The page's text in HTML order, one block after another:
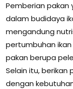
Pemberian
dalam budidaya
mengandung
pertumbuhan
pakan berupa
Selain itu,
dengan